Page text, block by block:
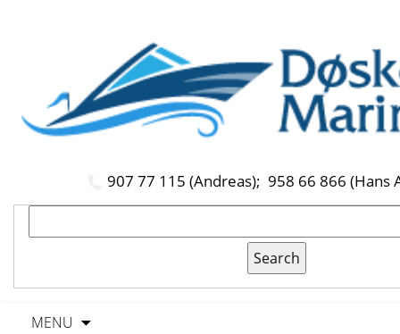
907 77 115 (Andreas); 958 66 866 (Hans
MENU